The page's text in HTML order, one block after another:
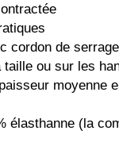
cordon de
taille ou sur les
moyenne
élasthanne (la